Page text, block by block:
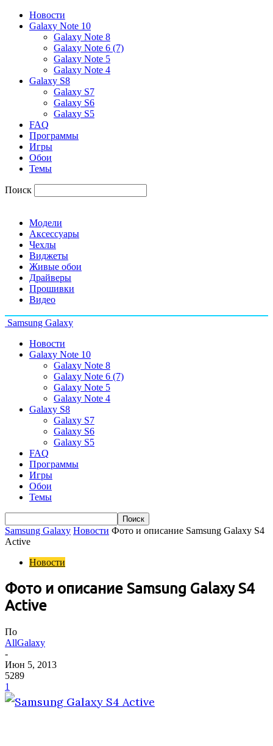
Новости
Galaxy Note 10
Galaxy Note 8
Galaxy Note 6 (7)
Galaxy Note 5
Galaxy Note 4
Galaxy S8
Galaxy S7
Galaxy S6
Galaxy S5
FAQ
Программы
Игры
Обои
Темы
Поиск
Модели
Аксессуары
Чехлы
Виджеты
Живые обои
Драйверы
Прошивки
Видео
Samsung Galaxy
Новости
Galaxy Note 10
Galaxy Note 8
Galaxy Note 6 (7)
Galaxy Note 5
Galaxy Note 4
Galaxy S8
Galaxy S7
Galaxy S6
Galaxy S5
FAQ
Программы
Игры
Обои
Темы
Samsung Galaxy Новости Фото и описание Samsung Galaxy S4
Active
Новости
Фото и описание Samsung Galaxy S4
Active
По
AllGalaxy
-
Июн 5, 2013
5289
1